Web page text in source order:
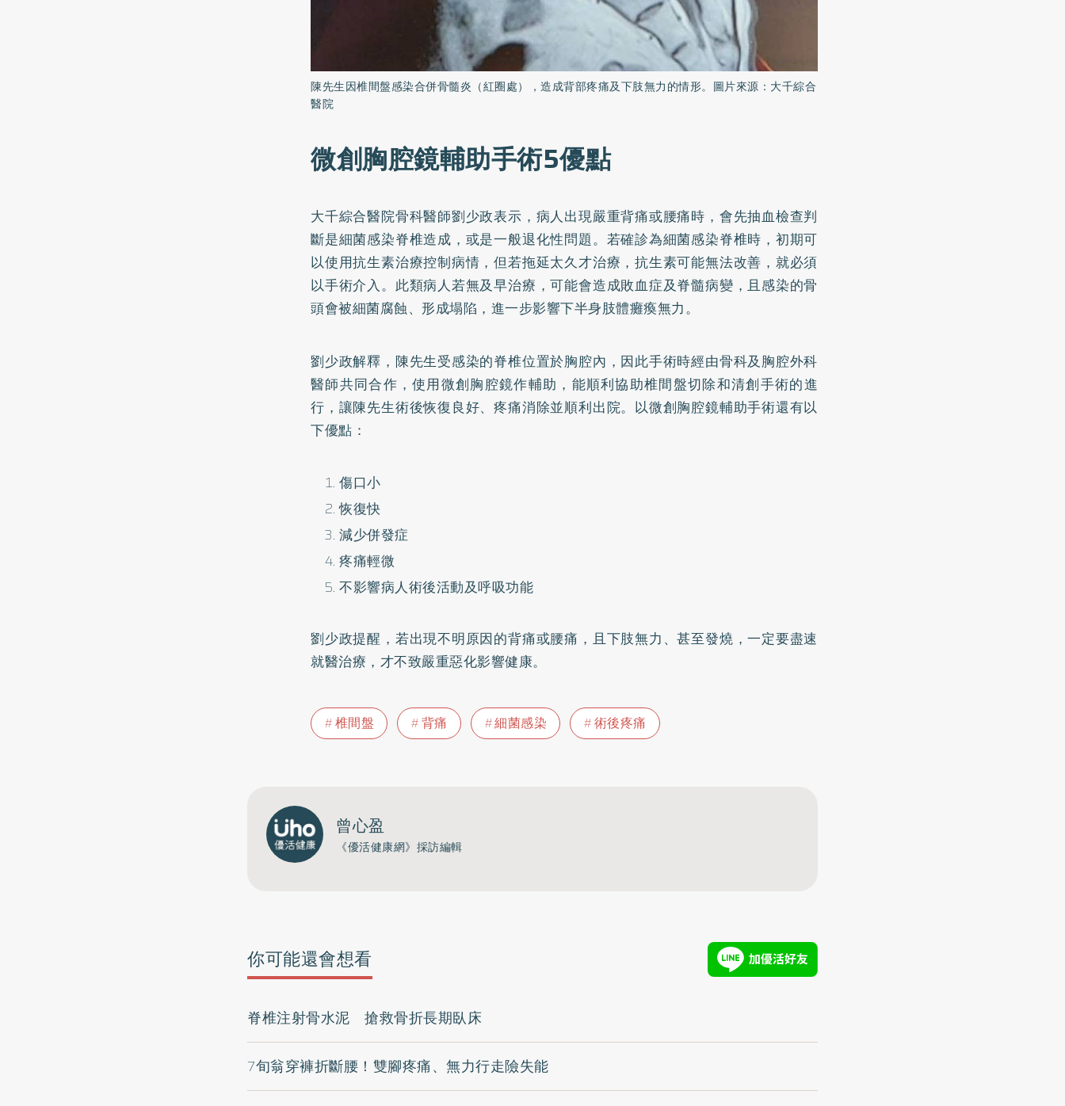
陳先生因椎間盤感染合併骨髓炎（紅圈處），造成背部疼痛及下肢無力的情形。圖片來源：大千綜合
醫院
微創胸腔鏡輔助手術5優點
大千綜合醫院骨科醫師劉少政表示，病人出現嚴重背痛或腰痛時，會先抽血檢查判
斷是細菌感染脊椎造成，或是一般退化性問題。若確診為細菌感染脊椎時，初期可
以使用抗生素治療控制病情，但若拖延太久才治療，抗生素可能無法改善，就必須
以手術介入。此類病人若無及早治療，可能會造成敗血症及脊髓病變，且感染的骨
頭會被細菌腐蝕、形成塌陷，進一步影響下半身肢體癱瘓無力。
劉少政解釋，陳先生受感染的脊椎位置於胸腔內，因此手術時經由骨科及胸腔外科
醫師共同合作，使用微創胸腔鏡作輔助，能順利協助椎間盤切除和清創手術的進
行，讓陳先生術後恢復良好、疼痛消除並順利出院。以微創胸腔鏡輔助手術還有以
下優點：
傷口小
恢復快
減少併發症
疼痛輕微
不影響病人術後活動及呼吸功能
劉少政提醒，若出現不明原因的背痛或腰痛，且下肢無力、甚至發燒，一定要盡速
就醫治療，才不致嚴重惡化影響健康。
椎間盤 背痛 細菌感染 術後疼痛
曾心盈
《優活健康網》採訪編輯
你可能還會想看
脊椎注射骨水泥 搶救骨折長期臥床
7旬翁穿褲折斷腰！雙腳疼痛、無力行走險失能